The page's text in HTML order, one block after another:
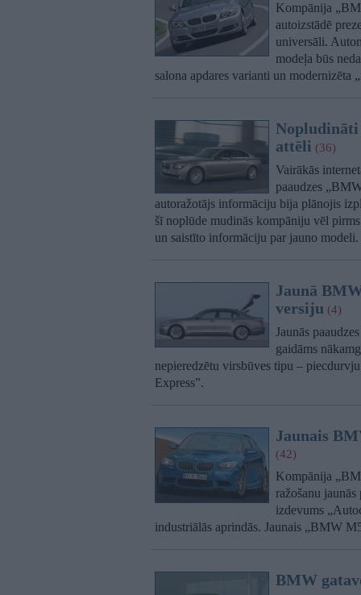
Kompānija
autoizstādē
universāli.
modeļa būs
salona apdares varianti un modernizēta
attēli (36)
Vairākās
paaudzes
autoražotājs informāciju bija plānojis
šī noplūde mudinās kompāniju vēl
un saistīto informāciju par jauno modeli.
Jaunā
versiju (4)
Jaunās
gaidāms
nepieredzētu virsbūves tipu –
Express”.
Jaunais
(42)
Kompānija
ražošanu
izdevums
industriālās aprindās. Jaunais „BMW
BMW